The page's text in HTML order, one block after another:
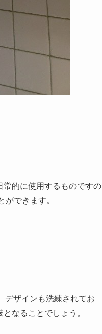
常的に使用するものですの
できます。
デザインも洗練されてお
なることでしょう。